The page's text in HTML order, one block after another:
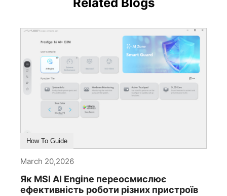
How To Guide
March 20,2026
Як MSI AI Engine переосмислює
ефективність роботи різних пристроїв